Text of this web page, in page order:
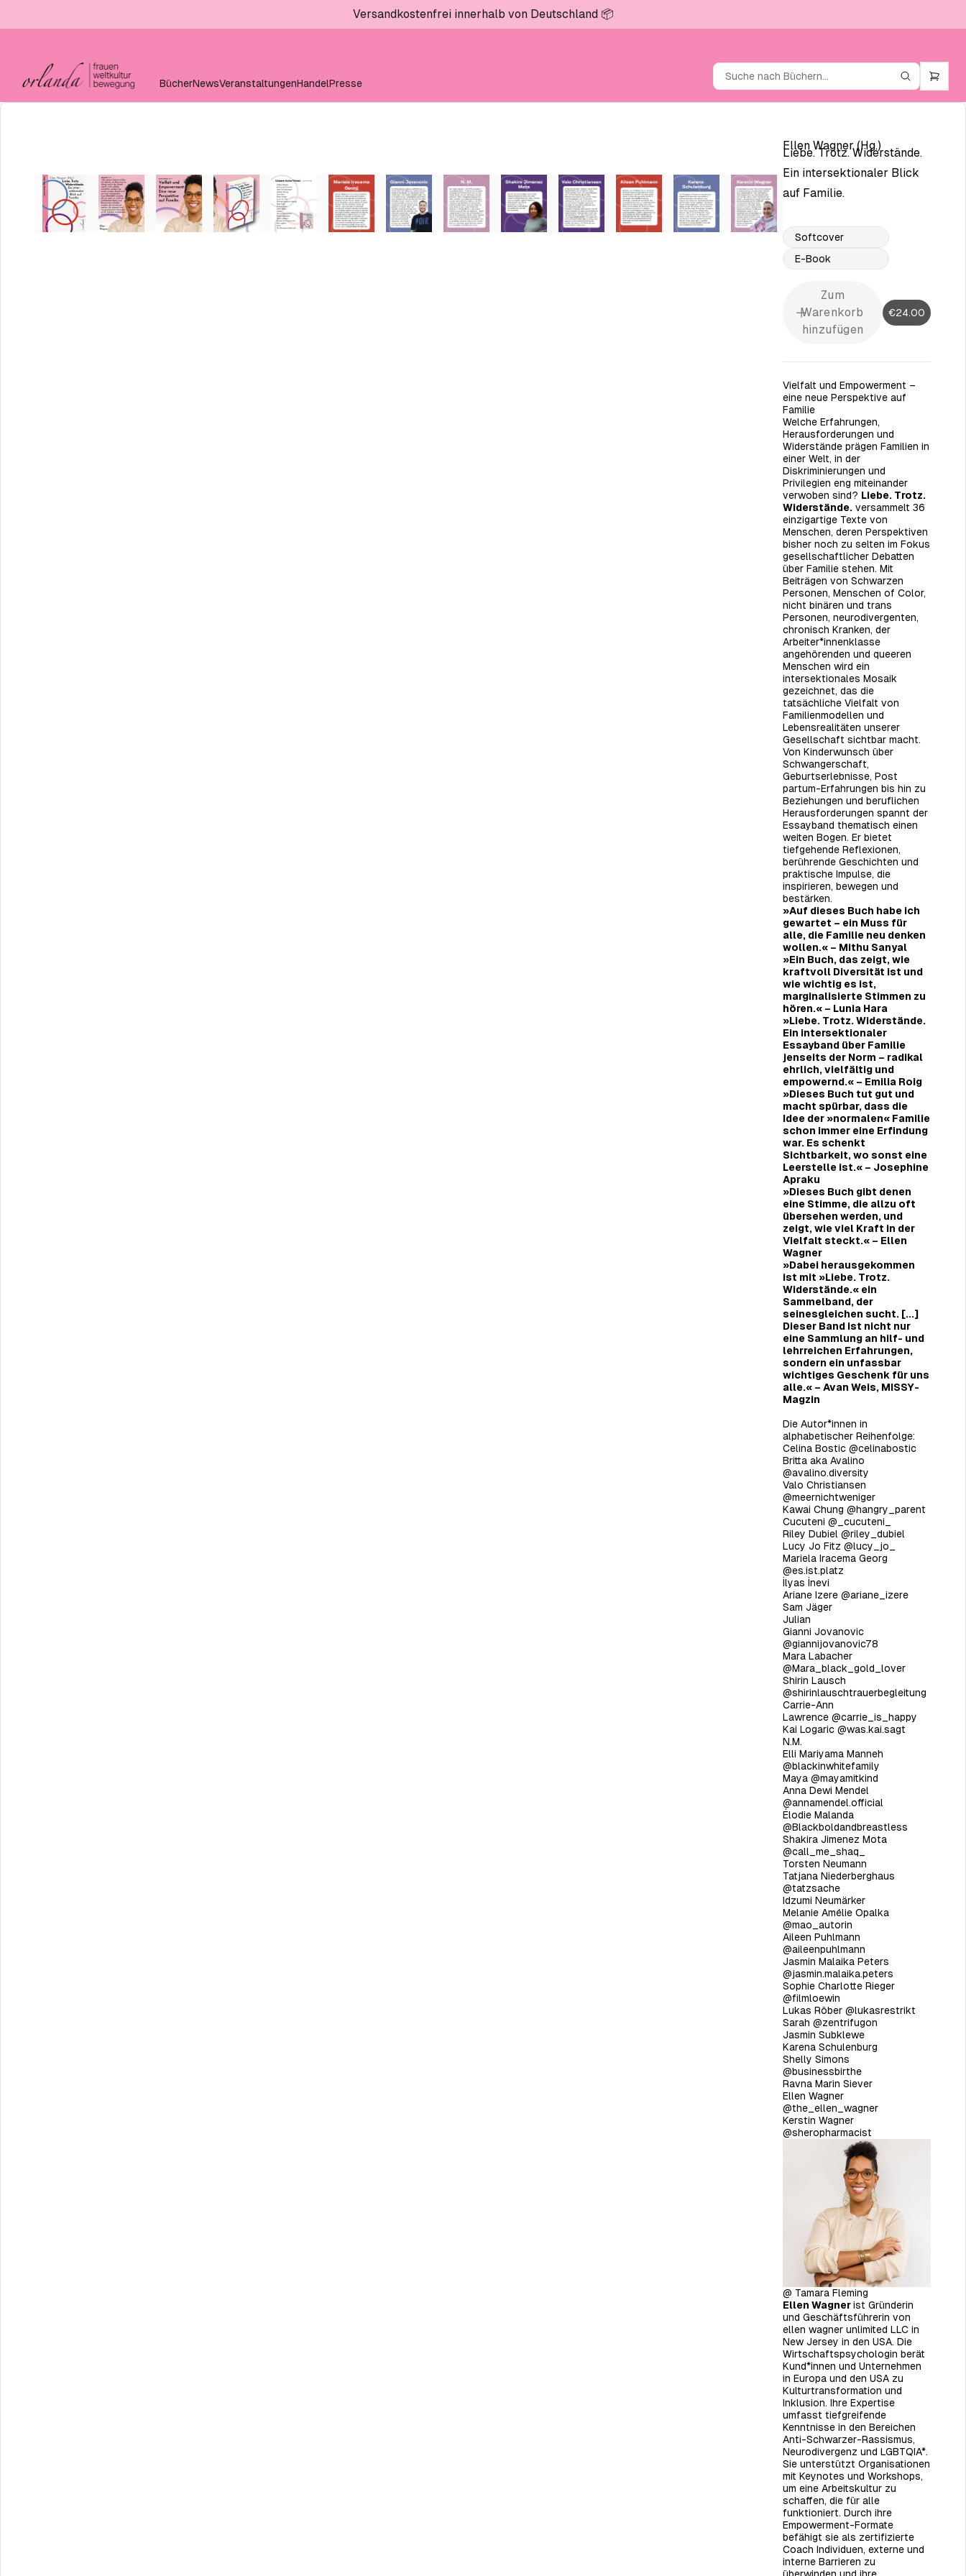
Versandkostenfrei innerhalb von Deutschland 📦
BücherNewsVeranstaltungenHandelPresse
Ellen Wagner (Hg.)
Liebe. Trotz. Widerstände.
Ein intersektionaler Blick
auf Familie.
Softcover
E-Book
Zum
Warenkorb
hinzufügen
€24.00
Vielfalt und Empowerment –
eine neue Perspektive auf
Familie
Welche Erfahrungen,
Herausforderungen und
Widerstände prägen Familien in
einer Welt, in der
Diskriminierungen und
Privilegien eng miteinander
verwoben sind? Liebe. Trotz.
Widerstände. versammelt 36
einzigartige Texte von
Menschen, deren Perspektiven
bisher noch zu selten im Fokus
gesellschaftlicher Debatten
über Familie stehen. Mit
Beiträgen von Schwarzen
Personen, Menschen of Color,
nicht binären und trans
Personen, neurodivergenten,
chronisch Kranken, der
Arbeiter*innenklasse
angehörenden und queeren
Menschen wird ein
intersektionales Mosaik
gezeichnet, das die
tatsächliche Vielfalt von
Familienmodellen und
Lebensrealitäten unserer
Gesellschaft sichtbar macht.
Von Kinderwunsch über
Schwangerschaft,
Geburtserlebnisse, Post
partum-Erfahrungen bis hin zu
Beziehungen und beruflichen
Herausforderungen spannt der
Essayband thematisch einen
weiten Bogen. Er bietet
tiefgehende Reflexionen,
berührende Geschichten und
praktische Impulse, die
inspirieren, bewegen und
bestärken.
»Auf dieses Buch habe ich
gewartet – ein Muss für
alle, die Familie neu denken
wollen.« – Mithu Sanyal
»Ein Buch, das zeigt, wie
kraftvoll Diversität ist und
wie wichtig es ist,
marginalisierte Stimmen zu
hören.« – Lunia Hara
»Liebe. Trotz. Widerstände.
Ein intersektionaler
Essayband über Familie
jenseits der Norm – radikal
ehrlich, vielfältig und
empowernd.« – Emilia Roig
»Dieses Buch tut gut und
macht spürbar, dass die
Idee der »normalen« Familie
schon immer eine Erfindung
war. Es schenkt
Sichtbarkeit, wo sonst eine
Leerstelle ist.« – Josephine
Apraku
»Dieses Buch gibt denen
eine Stimme, die allzu oft
übersehen werden, und
zeigt, wie viel Kraft in der
Vielfalt steckt.« – Ellen
Wagner
»Dabei herausgekommen
ist mit »Liebe. Trotz.
Widerstände.« ein
Sammelband, der
seinesgleichen sucht. [...]
Dieser Band ist nicht nur
eine Sammlung an hilf- und
lehrreichen Erfahrungen,
sondern ein unfassbar
wichtiges Geschenk für uns
alle.« – Avan Weis, MISSY-
Magzin
Die Autor*innen in
alphabetischer Reihenfolge:
Celina Bostic @celinabostic
Britta aka Avalino
@avalino.diversity
Valo Christiansen
@meernichtweniger
Kawai Chung @hangry_parent
Cucuteni @_cucuteni_
Riley Dubiel @riley_dubiel
Lucy Jo Fitz @lucy_jo_
Mariela Iracema Georg
@es.ist.platz
İlyas İnevi
Ariane Izere @ariane_izere
Sam Jäger
Julian
Gianni Jovanovic
@giannijovanovic78
Mara Labacher
@Mara_black_gold_lover
Shirin Lausch
@shirinlauschtrauerbegleitung
Carrie-Ann
Lawrence @carrie_is_happy
Kai Logaric @was.kai.sagt
N.M.
Elli Mariyama Manneh
@blackinwhitefamily
Maya @mayamitkind
Anna Dewi Mendel
@annamendel.official
Élodie Malanda
@Blackboldandbreastless
Shakira Jimenez Mota
@call_me_shaq_
Torsten Neumann
Tatjana Niederberghaus
@tatzsache
Idzumi Neumärker
Melanie Amélie Opalka
@mao_autorin
Aileen Puhlmann
@aileenpuhlmann
Jasmin Malaika Peters
@jasmin.malaika.peters
Sophie Charlotte Rieger
@filmloewin
Lukas Röber @lukasrestrikt
Sarah @zentrifugon
Jasmin Subklewe
Karena Schulenburg
Shelly Simons
@businessbirthe
Ravna Marin Siever
Ellen Wagner
@the_ellen_wagner
Kerstin Wagner
@sheropharmacist
@ Tamara Fleming
Ellen Wagnerist Gründerin
und Geschäftsführerin von
ellen wagner unlimited LLC in
New Jersey in den USA. Die
Wirtschaftspsychologin berät
Kund*innen und Unternehmen
in Europa und den USA zu
Kulturtransformation und
Inklusion. Ihre Expertise
umfasst tiefgreifende
Kenntnisse in den Bereichen
Anti-Schwarzer-Rassismus,
Neurodivergenz und LGBTQIA*.
Sie unterstützt Organisationen
mit Keynotes und Workshops,
um eine Arbeitskultur zu
schaffen, die für alle
funktioniert. Durch ihre
Empowerment-Formate
befähigt sie als zertifizierte
Coach Individuen, externe und
interne Barrieren zu